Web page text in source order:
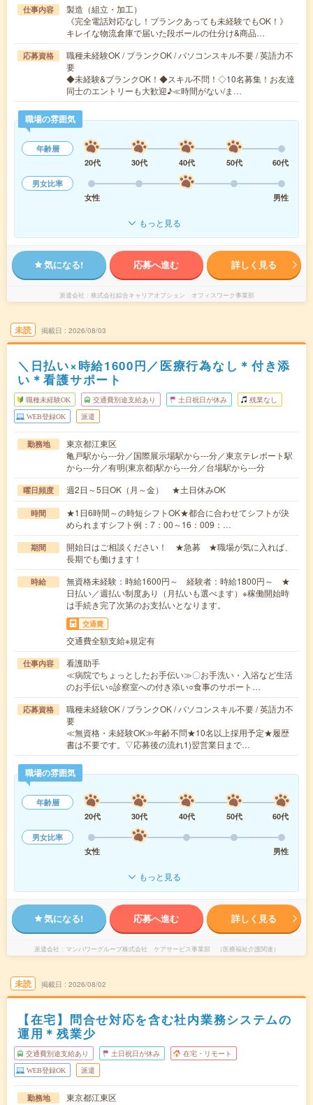
仕事内容
製造（組立・加工）
《完全電話対応なし！ブランクあっても未経験でもOK！》
キレイな物流倉庫で届いた段ボールの仕分け&商品…
応募資格
職種未経験OK / ブランクOK / パソコンスキル不要 / 英語力不
要
◆未経験&ブランクOK！◆スキル不問！◇10名募集！お友達
同士のエントリーも大歓迎♪≪時間がない/ま…
職場の雰囲気
年齢層
20代
30代 40代 50代
60代
男女比率
女性
男性
もっと見る
気になる! 応募へ進む 詳しく見る
派遣会社 株式会社綜合キャリアオプション オフィスワーク事業部
未読 掲載日 2026/08/03
＼日払い×時給1600円／医療行為なし＊付き添
い＊看護サポート
職種未経験OK 交通費別途支給あり 土日祝日が休み 残業なし
WEB登録OK 派遣
勤務地
東京都江東区
亀戸駅から---分／国際展示場駅から---分／東京テレポート駅
から---分／有明(東京都)駅から---分／台場駅から---分
曜日頻度 週2日～5日OK（月～金） ★土日休みOK
時間
★1日6時間～の時短シフトOK★都合に合わせてシフトが決
められますシフト例：7：00～16：009：…
期間
開始日はご相談ください！ ★急募 ★職場が気に入れば、
長期でも働けます！
時給
無資格未経験：時給1600円～ 経験者：時給1800円～ ★
日払い／週払い制度あり（月払いも選べます）※稼働開始時
は手続き完了次第のお支払いとなります。
交通費
交通費全額支給※規定有
仕事内容
看護助手
≪病院でちょっとしたお手伝い≫〇お手洗い・入浴など生活
のお手伝い○診察室への付き添い○食事のサポート…
応募資格
職種未経験OK / ブランクOK / パソコンスキル不要 / 英語力不
要
≪無資格・未経験OK≫年齢不問★10名以上採用予定★履歴
書は不要です。▽応募後の流れ1)翌営業日まで…
職場の雰囲気
年齢層
20代
30代 40代 50代
60代
男女比率
女性
男性
もっと見る
気になる! 応募へ進む 詳しく見る
派遣会社 マンパワーグループ株式会社 ケアサービス事業部 （医療福祉介護関連）
未読 掲載日 2026/08/02
【在宅】問合せ対応を含む社内業務システムの
運用＊残業少
交通費別途支給あり 土日祝日が休み 在宅・リモート
WEB登録OK 派遣
勤務地
東京都江東区